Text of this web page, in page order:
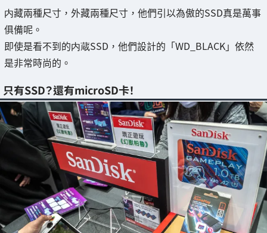
内藏兩種尺寸，外藏兩種尺寸，他們引以為傲的SSD真是萬事
俱備呢。
即使是看不到的内蔵SSD，他們設計的「WD_BLACK」依然
是非常時尚的。
只有SSD？還有microSD卡！